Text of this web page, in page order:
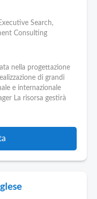
Search,
Consulting
nella progettazione
di grandi
e internazionale
La risorsa gestirà